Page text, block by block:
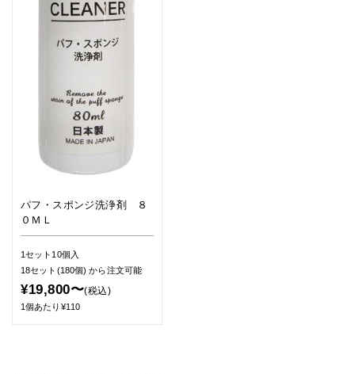
パフ・スポンジ洗浄剤 ８
０ＭＬ
1セット10個入
18セット(180個)から注文可能
¥19,800〜(税込)
1個あたり¥110